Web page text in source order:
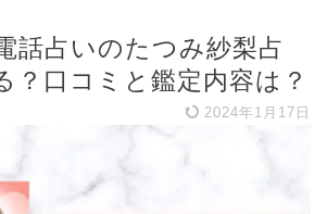
話占いのたつみ紗梨占
？口コミと鑑定内容は？
2024年1月17日